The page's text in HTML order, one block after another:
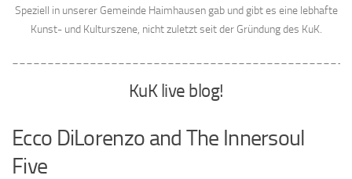
Speziell in unserer Gemeinde Haimhausen gab und gibt es eine lebhafte
Kunst- und Kulturszene, nicht zuletzt seit der Gründung des KuK.
KuK live blog!
Ecco DiLorenzo and The Innersoul
Five